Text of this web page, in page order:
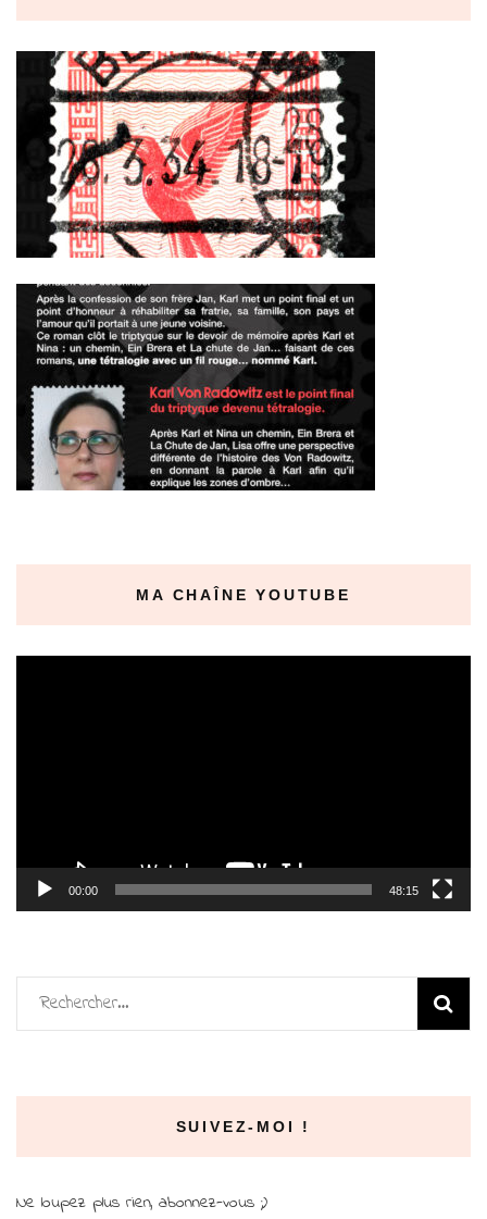
MA CHAÎNE YOUTUBE
00:00 48:15
Rechercher :
SUIVEZ-MOI !
Ne loupez plus rien, abonnez-vous ;)